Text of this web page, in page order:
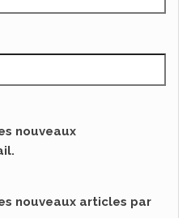
nouveaux
nouveaux articles par